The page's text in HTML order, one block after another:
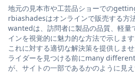
地元の見本市や工芸品ショーでの
rbiashadesはオンラインで販売する方
wantedは、訪問者に製品の品質、軽量
インを視覚的に魅力的な方法で示しま
これに対する適切な解決策を提供しま
ライダーを見つける前にmany
が、サイトの一部であるかのように見